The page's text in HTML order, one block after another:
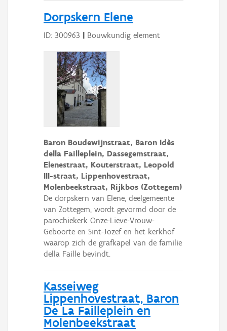
Dorpskern Elene
ID: 300963 | Bouwkundig element
Baron Boudewijnstraat, Baron Idès
della Failleplein, Dassegemstraat,
Elenestraat, Kouterstraat, Leopold
III-straat, Lippenhovestraat,
Molenbeekstraat, Rijkbos (Zottegem)
De dorpskern van Elene, deelgemeente
van Zottegem, wordt gevormd door de
parochiekerk Onze-Lieve-Vrouw-
Geboorte en Sint-Jozef en het kerkhof
waarop zich de grafkapel van de familie
della Faille bevindt.
Kasseiweg
Lippenhovestraat, Baron
De La Failleplein en
Molenbeekstraat